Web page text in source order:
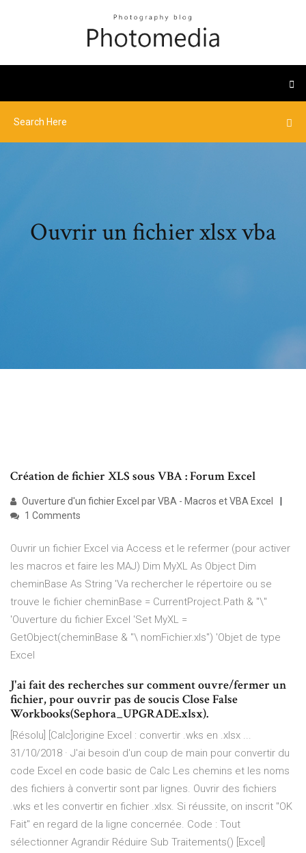
Ouvrir un fichier xlsx vba
Création de fichier XLS sous VBA : Forum Excel
Ouverture d'un fichier Excel par VBA - Macros et VBA Excel
1 Comments
Ouvrir un fichier Excel via Access et le refermer (pour activer
les macros et faire les MAJ) Dim MyXL As Object Dim
cheminBase As String 'Va rechercher le répertoire ou se
trouve le fichier cheminBase = CurrentProject.Path & "\"
'Ouverture du fichier Excel 'Set MyXL =
GetObject(cheminBase & "\ nomFichier.xls") 'Objet de type
Excel
J'ai fait des recherches sur comment ouvre/fermer un
fichier, pour ouvrir pas de soucis Close False
Workbooks(Sephora_UPGRADE.xlsx).
[Résolu] [Calc]origine Excel : convertir .wks en .xlsx ...
31/10/2018 · J'ai besoin d'un coup de main pour convertir du
code Excel en code basic de Calc Les chemins et les noms
des fichiers à convertir sont par lignes. Ouvrir des fichiers
.wks et les convertir en fichier .xlsx. Si réussite, on inscrit "OK
Fait" en regard de la ligne concernée. Code : Tout
sélectionner Agrandir Réduire Sub Traitements() [Excel]